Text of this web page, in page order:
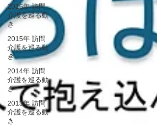
2016年 訪問
介護を巡る動
き
2015年 訪問
介護を巡る動
き
2014年 訪問
介護を巡る動
き
2013年 訪問
介護を巡る動
き